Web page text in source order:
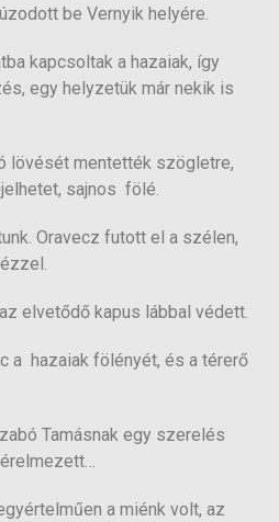
be Vernyik helyére.
kapcsoltak a hazaiak, így
egy helyzetük már nekik is
lövését mentették szögletre,
sajnos fölé.
Oravecz futott el a szélen,
elvetődő kapus lábbal védett.
a hazaiak fölényét, és a térerő
Tamásnak egy szerelés
a miénk volt, az